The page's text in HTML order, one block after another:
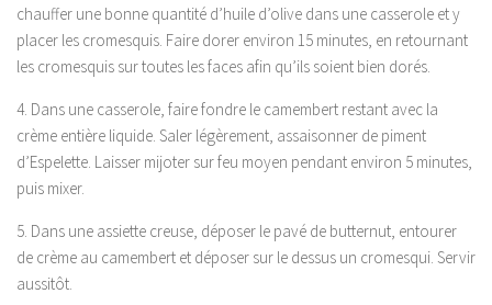
chauffer une bonne quantité d’huile d’olive dans une casserole et y
placer les cromesquis. Faire dorer environ 15 minutes, en retournant
les cromesquis sur toutes les faces afin qu’ils soient bien dorés.
4. Dans une casserole, faire fondre le camembert restant avec la
crème entière liquide. Saler légèrement, assaisonner de piment
d’Espelette. Laisser mijoter sur feu moyen pendant environ 5 minutes,
puis mixer.
5. Dans une assiette creuse, déposer le pavé de butternut, entourer
de crème au camembert et déposer sur le dessus un cromesqui. Servir
aussitôt.